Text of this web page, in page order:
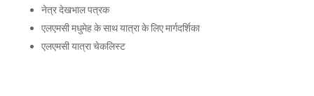
नेत्र देखभाल पत्रक
एलएमसी मधुमेह के साथ यात्रा के लिए मार्गदर्शिका
एलएमसी यात्रा चेकलिस्ट